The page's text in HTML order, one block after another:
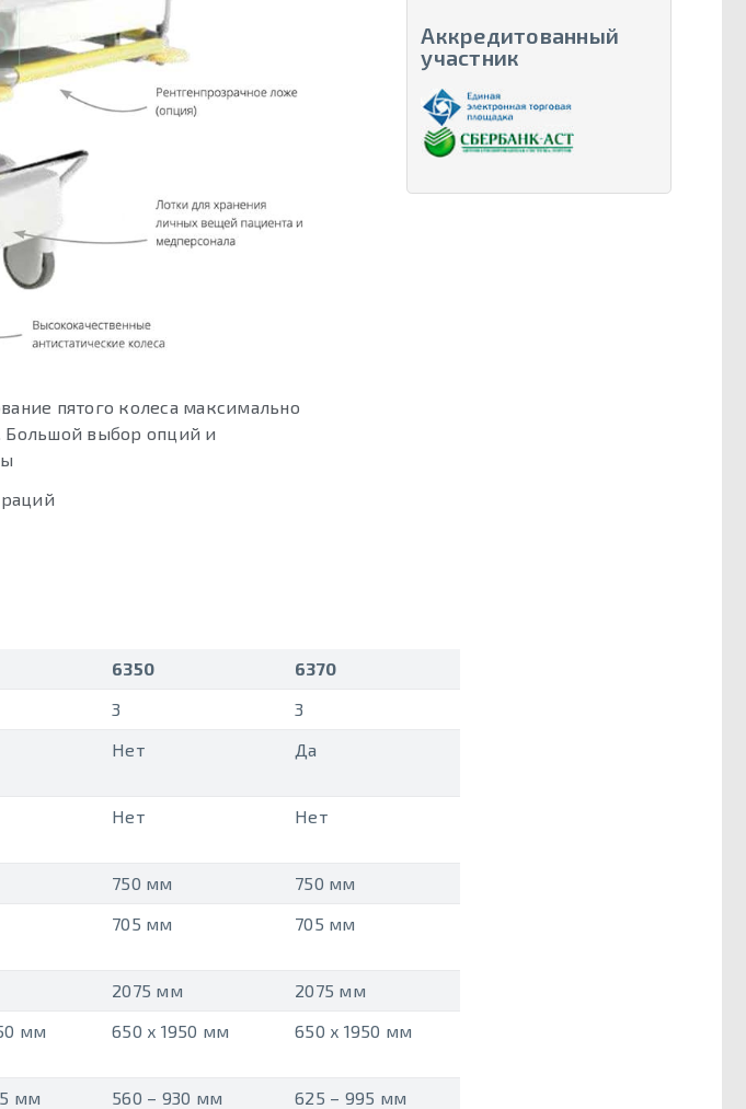
пятого колеса максимально
Большой выбор опций и
6350
6370
3
3
Нет Да
Нет Нет
750 мм
750 мм
705 мм 705 мм
2075 мм
2075 мм
мм 650 x 1950 мм 650 x 1950 мм
мм 560 – 930 мм 625 – 995 мм
Аккредитованный
участник